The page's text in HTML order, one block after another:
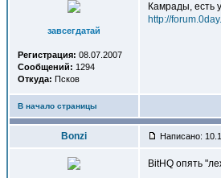
завсегдатай
Регистрация: 08.07.2007
Сообщений: 1294
Откуда: Псков
Камрады, есть
http://
В начало страницы
Bonzi Написано:
BitHQ опять